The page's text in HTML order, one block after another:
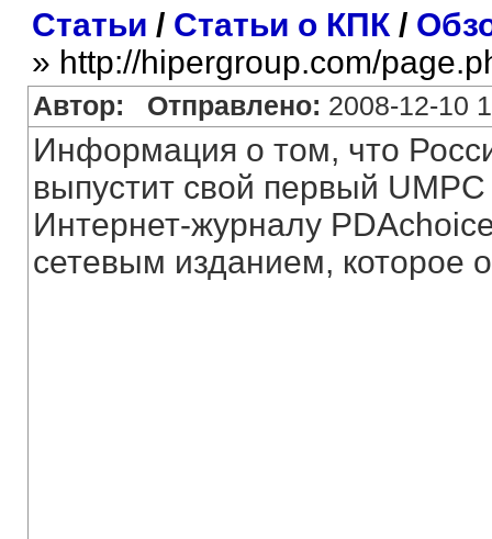
Статьи / Статьи о КПК/
» http://hipergroup.com/
Автор: Отправлено: 2008-12-10
Информация о том, что
выпустит свой первый
Интернет-журналу
сетевым изданием, которое